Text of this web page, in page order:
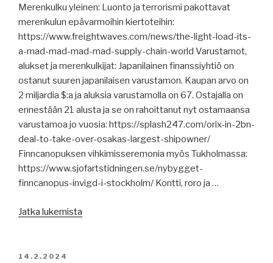
hyvin,
EU
lähettää
apua
Punaiselle
merelle,
USA:n
kotimaan
merenkulku
jäi
viime
vuosituhannelle,
öljyn
Merenkulku yleinen: Luonto ja terrorismi pakottavat
merenkulun epävarmoihin kiertoteihin:
https://www.freightwaves.com/news/the-light-load-its-
a-mad-mad-mad-mad-supply-chain-world Varustamot,
alukset ja merenkulkijat: Japanilainen finanssiyhtiö on
ostanut suuren japanilaisen varustamon. Kaupan arvo on
2 miljardia $:a ja aluksia varustamolla on 67. Ostajalla on
ennestään 21 alusta ja se on rahoittanut nyt ostamaansa
varustamoa jo vuosia: https://splash247.com/orix-in-2bn-
deal-to-take-over-osakas-largest-shipowner/
Finncanopuksen vihkimisseremonia myös Tukholmassa:
https://www.sjofartstidningen.se/nybygget-
finncanopus-invigd-i-stockholm/ Kontti, roro ja …
Jatka lukemista
JULKAISTU
14.2.2024